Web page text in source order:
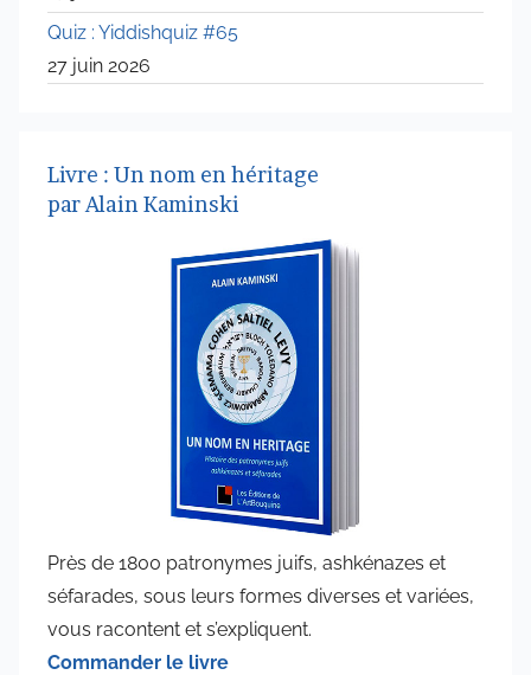
Quiz : Yiddishquiz #65
27 juin 2026
Livre : Un nom en héritage
par Alain Kaminski
Près de 1800 patronymes juifs, ashkénazes et
séfarades, sous leurs formes diverses et variées,
vous racontent et s’expliquent.
Commander le livre